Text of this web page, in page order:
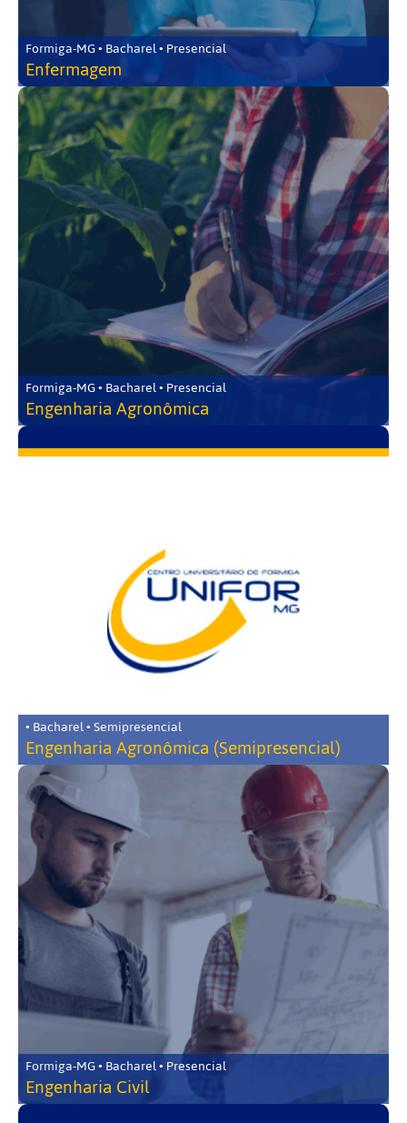
Formiga-MG • Bacharel • Presencial
Enfermagem
Formiga-MG • Bacharel • Presencial
Engenharia Agronômica
• Bacharel • Semipresencial
Engenharia Agronômica (Semipresencial)
Formiga-MG • Bacharel • Presencial
Engenharia Civil